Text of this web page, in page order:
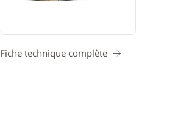
Fiche technique complète